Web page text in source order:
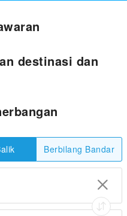
destinasi dan
Berbilang Bandar